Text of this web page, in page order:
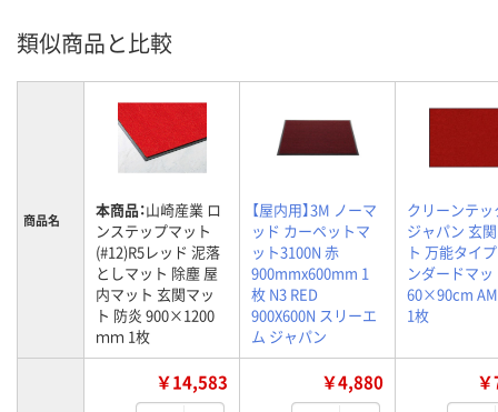
類似商品と比較
商品名 本商品：山崎産業 ロ
ンステップマット
(#12)R5レッド 泥落
としマット 除塵 屋
内マット 玄関マッ
ト 防炎 900×1200
ｍｍ 1枚
【屋内用】3M ノーマ
ッド カーペットマ
ット3100N 赤
900mmx600mm 1
枚 N3 RED
900X600N スリーエ
ム ジャパン
クリーンテッ
ジャパン 玄
ト 万能タイ
ンダードマッ
60×90cm
1枚
￥14,583 ￥4,880